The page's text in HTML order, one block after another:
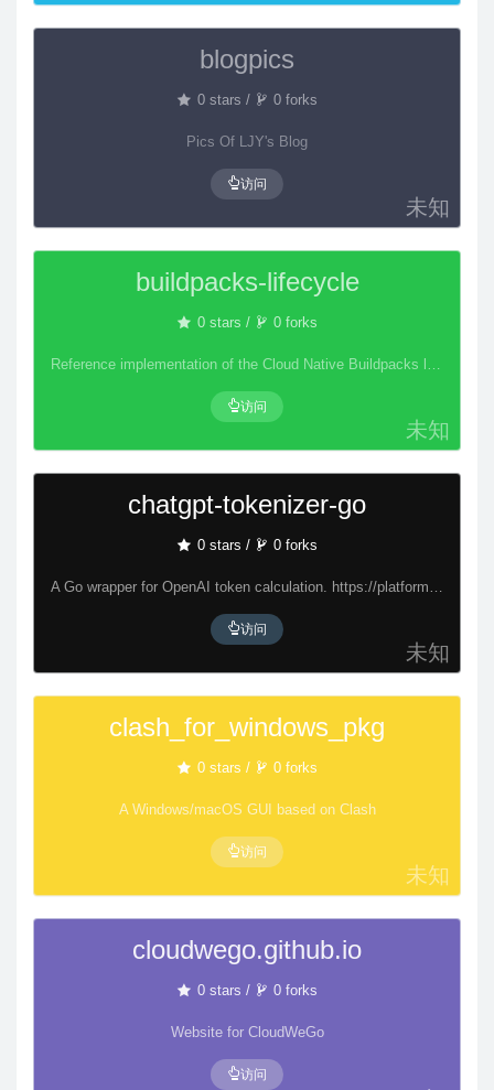
未知
blogpics
0 stars / 0 forks
Pics Of LJY's Blog
访问
未知
buildpacks-lifecycle
0 stars / 0 forks
Reference implementation of the Cloud Native Buildpacks lifecycle
访问
未知
chatgpt-tokenizer-go
0 stars / 0 forks
A Go wrapper for OpenAI token calculation. https://platform.openai.com/tokenizer
访问
未知
clash_for_windows_pkg
0 stars / 0 forks
A Windows/macOS GUI based on Clash
访问
cloudwego.github.io
0 stars / 0 forks
Website for CloudWeGo
访问